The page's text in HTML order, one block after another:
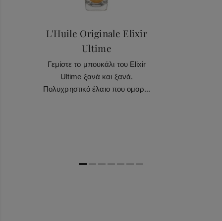
L'Huile Originale Elixir
Ultime
Γεμίστε το μπουκάλι του Elixir
Ultime ξανά και ξανά.
Πολυχρηστικό έλαιο που ομορ...